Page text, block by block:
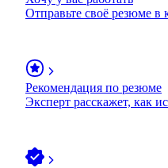
Отправьте своё резюме
Рекомендация по резюме
Эксперт расскажет, как